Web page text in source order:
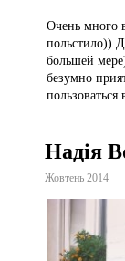
Очень много
польстило))
большей
безумно
Надія
Жовтень 2014